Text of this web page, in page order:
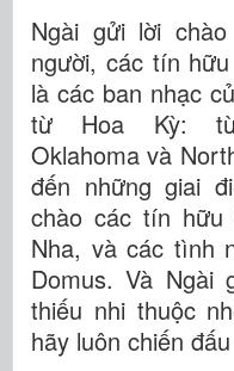
Ngài gửi lời
người, các tín
là các ban nhạc
từ Hoa Kỳ: từ
Oklahoma và
đến những giai
chào các tín hữu
Nha, và các tình
Domus. Và Ngài
thiếu nhi thuộc
hãy luôn chiến